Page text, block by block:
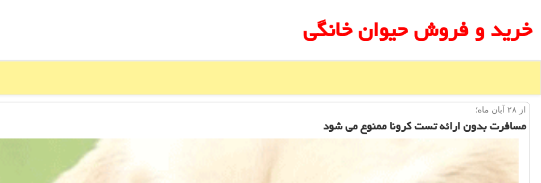
خرید و فروش حیوان خانگی
از ۲۸ آبان ماه؛
مسافرت بدون ارائه تست كرونا ممنوع می شود